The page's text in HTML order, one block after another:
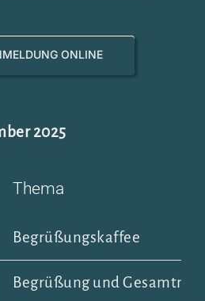
ONLINE
2025
Thema
Begrüßungskaffee
Begrüßung und